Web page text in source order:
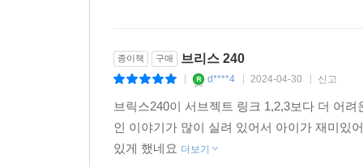
종이책 구매 브리스 240
d****4 2024-04-30 신고
브릭스240이 서브젝트 링크 1,2,3보다 더 어
인 이야기가 많이 실려 있어서 아이가 재미있
있게 했네요 더보기